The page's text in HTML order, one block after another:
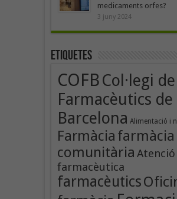
medicaments orfes?
3 juny 2024
Etiquetes
COFBCol·legi de
Farmacèutics de
Barcelona Alimentació i
Farmàcia farmàcia
comunitària Atenció
farmacèutica
farmacèutics